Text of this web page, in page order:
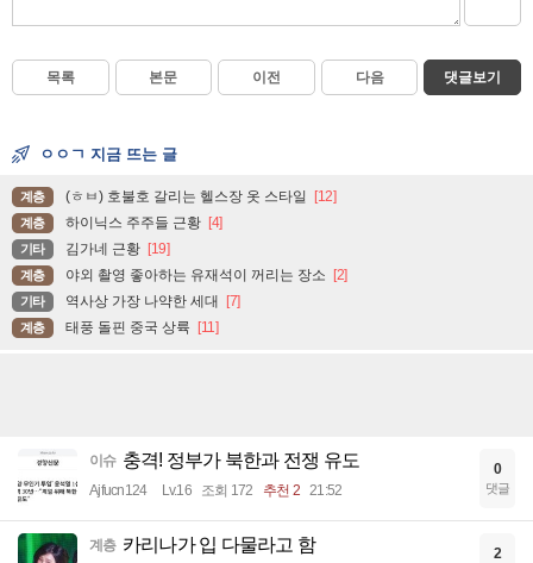
목록 본문 이전 다음 댓글보기
ㅇㅇㄱ 지금 뜨는 글
계층 (ㅎㅂ) 호불호 갈리는 헬스장 옷 스타일 [12]
계층 하이닉스 주주들 근황 [4]
기타 김가네 근황 [19]
계층 야외 촬영 좋아하는 유재석이 꺼리는 장소 [2]
기타 역사상 가장 나약한 세대 [7]
계층 태풍 돌핀 중국 상륙 [11]
이슈 충격! 정부가 북한과 전쟁 유도
Ajfucn124 Lv.16 조회 172 추천 2 21:52
0
댓글
계층 카리나가 입 다물라고 함 2